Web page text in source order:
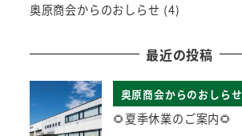
奥原商会からのおしらせ (4)
最近の投稿
奥原商会からのおしらせ
🌻夏季休業のご案内🌻